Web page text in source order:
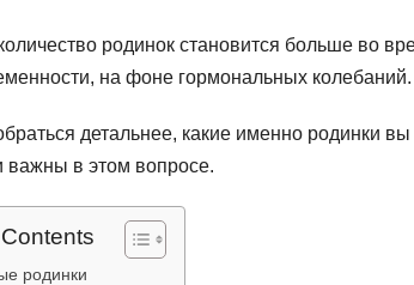
родинок становится больше во
на фоне гормональных колебаний.
детальнее, какие именно родинки вы
важны в этом вопросе.
родинки